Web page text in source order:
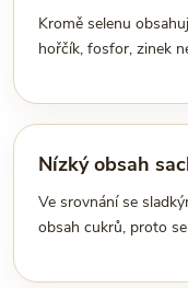
Kromě selenu
hořčík, fosfor, zinek
Nízký obsah
Ve srovnání se
obsah cukrů, proto